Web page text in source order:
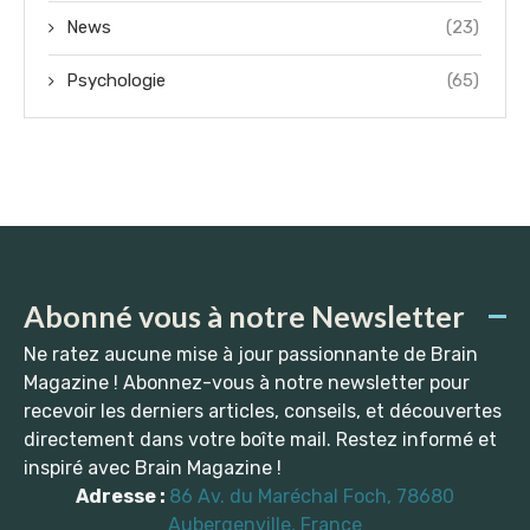
News (23)
Psychologie (65)
Abonné vous à notre Newsletter
Ne ratez aucune mise à jour passionnante de Brain
Magazine ! Abonnez-vous à notre newsletter pour
recevoir les derniers articles, conseils, et découvertes
directement dans votre boîte mail. Restez informé et
inspiré avec Brain Magazine !
Adresse : 86 Av. du Maréchal Foch, 78680
Aubergenville, France